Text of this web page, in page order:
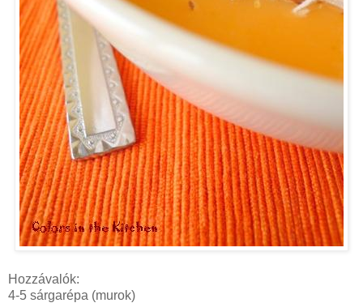
Hozzávalók:
4-5 sárgarépa (murok)